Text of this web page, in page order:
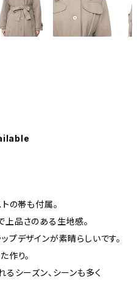
の帯も付属。
品さのある生地感。
プデザインが素晴らしいです。
作り。
るシーズン、シーンも多く